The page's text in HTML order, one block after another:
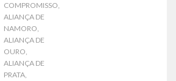
COMPROMISSO,
ALIANÇA DE
NAMORO,
ALIANÇA DE
OURO,
ALIANÇA DE
PRATA,